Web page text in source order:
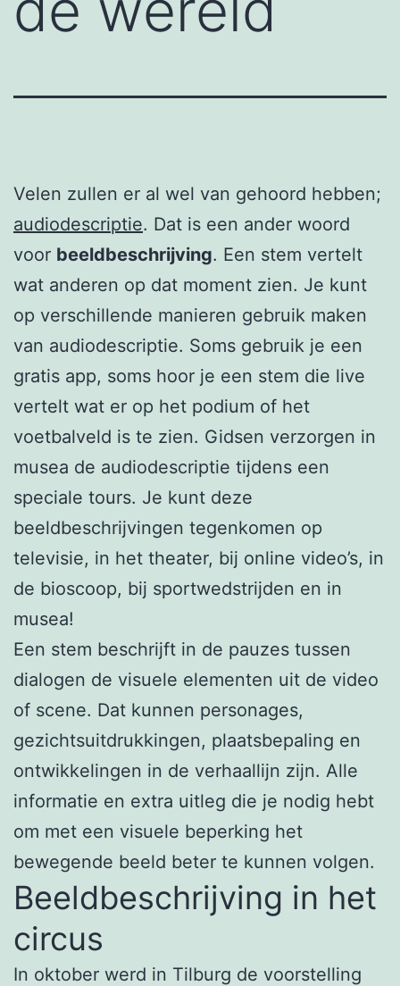
Velen zullen er al wel van gehoord hebben;
audiodescriptie. Dat is een ander woord
voor beeldbeschrijving. Een stem vertelt
wat anderen op dat moment zien. Je kunt
op verschillende manieren gebruik maken
van audiodescriptie. Soms gebruik je een
gratis app, soms hoor je een stem die live
vertelt wat er op het podium of het
voetbalveld is te zien. Gidsen verzorgen in
musea de audiodescriptie tijdens een
speciale tours. Je kunt deze
beeldbeschrijvingen tegenkomen op
televisie, in het theater, bij online video’s, in
de bioscoop, bij sportwedstrijden en in
musea!
Een stem beschrijft in de pauzes tussen
dialogen de visuele elementen uit de video
of scene. Dat kunnen personages,
gezichtsuitdrukkingen, plaatsbepaling en
ontwikkelingen in de verhaallijn zijn. Alle
informatie en extra uitleg die je nodig hebt
om met een visuele beperking het
bewegende beeld beter te kunnen volgen.
Beeldbeschrijving in het
circus
In oktober werd in Tilburg de voorstelling